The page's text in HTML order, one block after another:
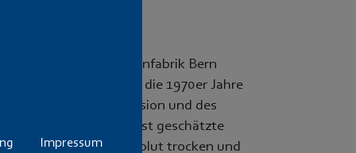
Impressum
1921 in der Waffenfabrik Bern
blieb dieser bis in die 1970er Jahre
Präzision und des
eine äußerst geschätzte
Steht aber absolut trocken und